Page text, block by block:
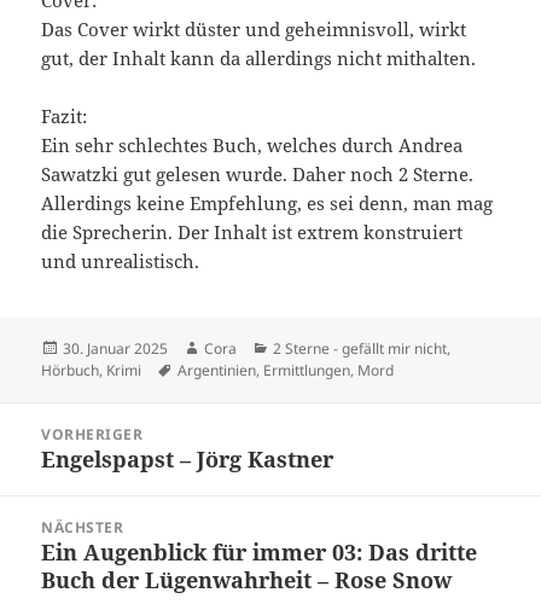
Das Cover wirkt düster und geheimnisvoll, wirkt
gut, der Inhalt kann da allerdings nicht mithalten.
Fazit:
Ein sehr schlechtes Buch, welches durch Andrea
Sawatzki gut gelesen wurde. Daher noch 2 Sterne.
Allerdings keine Empfehlung, es sei denn, man mag
die Sprecherin. Der Inhalt ist extrem konstruiert
und unrealistisch.
Veröffentlicht
am
30. Januar 2025 Autor
Cora Kategorien
2 Sterne - gefällt mir nicht,
Hörbuch, Krimi Schlagwörter
Argentinien, Ermittlungen, Mord
VORHERIGER
Vorheriger
Engelspapst – Jörg Kastner
NÄCHSTER
Nächster
Beitrag:
Ein Augenblick für immer 03: Das dritte
Buch der Lügenwahrheit – Rose Snow